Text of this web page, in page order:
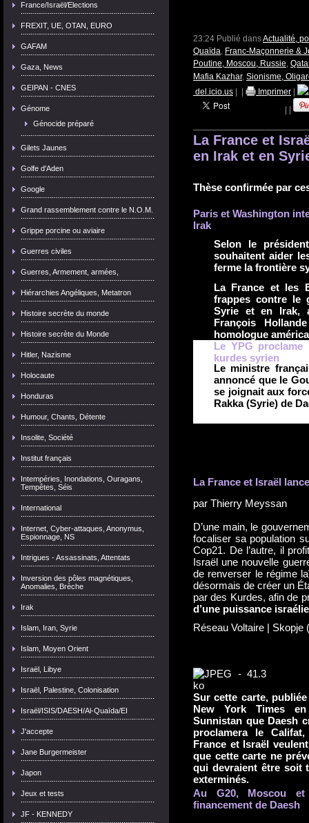
France/Israël/Elections
FREXIT, UE, OTAN, EURO
GAFAM
Gaza, News
GEIPAN - CNES
Génome
Génocide préparé
Gilets Jaunes
Golfe d'Aden
Google
Grand rassemblement contre le N.O.M.
Grippe porcine ou aviaire
Guerres civiles
Guerres, Armement, armées,
Hiérarchies Angéliques, Metatron
Histoire secrète du monde
Histoire secrète du Monde
Hitler, Nazisme
Holocaute
Honduras
Humour, Chants, Détente
Insolite, Société
Institut français
Intempéries, Inondations, Ouragans,
Tempêtes, Séis
International
Internet, Cyber-attaques, Anonymus,
Espionnage, NS
Intrigues - Assassinats, Attentats
Inversion des pôles magnétiques,
Anomalies, Brèche
Irak
Islam, Iran, Syrie
Islam, Moyen Orient
Israël, Libye
Israël, Palestine, Colonisation
Israël/ISIS/DAESH/Al-Quaïda/EI
J'accepte
Jane Burgermeister
Japon
Jeux et tests
JF - KENNEDY
23:24 Publié dansActualité,
Quaïda, Franc-Maçonnerie &
Poutine, Moscou, Russie,
Mafia Kazhar, Sionisme,
del.icio.us
Imprimer
La France et
en Irak et en
Thèse confirmée par
Paris et Washington
Irak
Selon le
souhaitent aider
ferme la frontière
La France et les
frappes contre le
Syrie et en Irak,
François
homologue
Le YPG
kurdes syrien
Le ministre
annoncé que le
se joignait aux
Rakka (Syrie) de
La France et Israël
par Thierry Meyssan
D’une main, le
focaliser sa population
Cop21. De l’autre, il
Israël une nouvelle
de renverser le régime
désormais de créer un
par des Kurdes, afin de
d’une puissance
Réseau Voltaire | Skopje
Sur cette carte,
New York Times
Sunnistan que Daesh
proclamera le
France et Israël
que cette carte ne
qui devraient être soit
exterminés.
Au G20, Moscou et
financement de Daesh